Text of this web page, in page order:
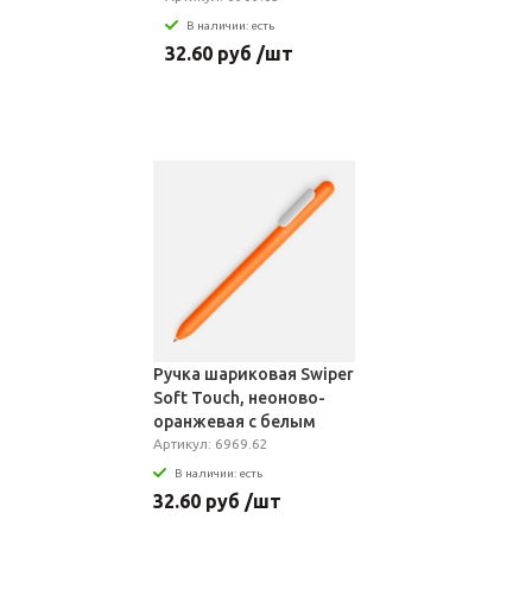
В наличии: есть
32.60 руб /шт
Ручка шариковая Swiper
Soft Touch, неоново-
оранжевая с белым
Артикул: 6969.62
В наличии: есть
32.60 руб /шт